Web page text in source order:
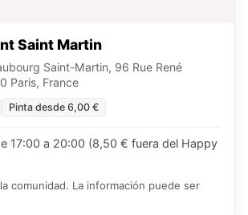
Saint Martin
Saint-Martin, 96 Rue René
Paris, France
Pinta desde 6,00 €
17:00 a 20:00 (8,50 € fuera del Happy
comunidad. La información puede ser